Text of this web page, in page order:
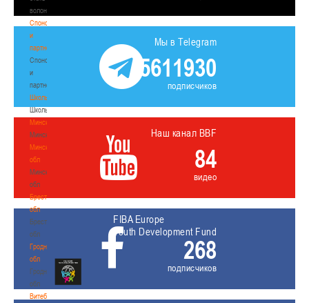
волонтером
Спонсоры
и
партнеры
Спонсоры
и
партнеры
Школы
Школы
Минск
Минск
Минская
обл
Минская
обл
Брестская
обл
Брестская
обл
Гродненская
обл
Гродненская
обл
Витебская
Мы в Telegram
5611930
подписчиков
Наш канал BBF
84
видео
FIBA Europe
Youth Development Fund
268
подписчиков